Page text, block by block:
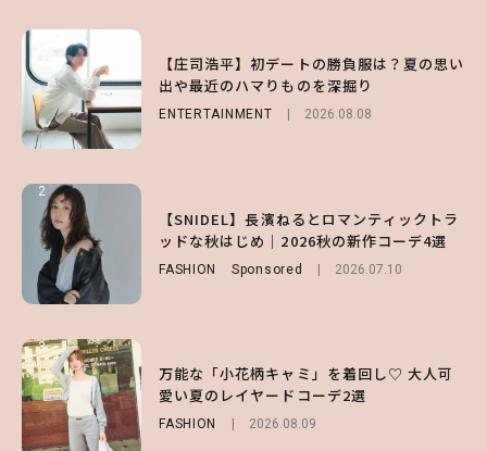
【庄司浩平】初デートの勝負服は？夏の思い
出や最近のハマりものを深掘り
ENTERTAINMENT 2026.08.08
2
【SNIDEL】長濱ねるとロマンティックトラ
ッドな秋はじめ｜2026秋の新作コーデ4選
FASHION Sponsored 2026.07.10
3
万能な「小花柄キャミ」を着回し♡ 大人可
愛い夏のレイヤードコーデ2選
FASHION 2026.08.09
【森香澄】理想のスタイルはどう作る？体型
キープの秘訣や夏の過ごし方など独占インタ
ビュー！
2
【庄司浩平】初デートの勝負服は？夏の思い
出や最近のハマりものを深掘り
ENTERTAINMENT 2026.08.08
3
【SNIDEL】長濱ねるとロマンティックトラ
ッドな秋はじめ｜2026秋の新作コーデ4選
FASHION Sponsored
【SNIDEL】長濱ねるとロマンティックトラ
ッドな秋はじめ｜2026秋の新作コーデ4選
FASHION Sponsored 2026.07.10
2
ノ国屋コラボの“優秀保冷バッグ”は夏の強
い味方！【オトナミューズ9月号増刊】
3
【谷まりあ】夏は“シアースカート”でさり
げなく肌見せ！透け感のニュアンスを楽しめ
るマストハブアイテム4選